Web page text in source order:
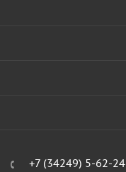
+7 (34249) 5-62-24